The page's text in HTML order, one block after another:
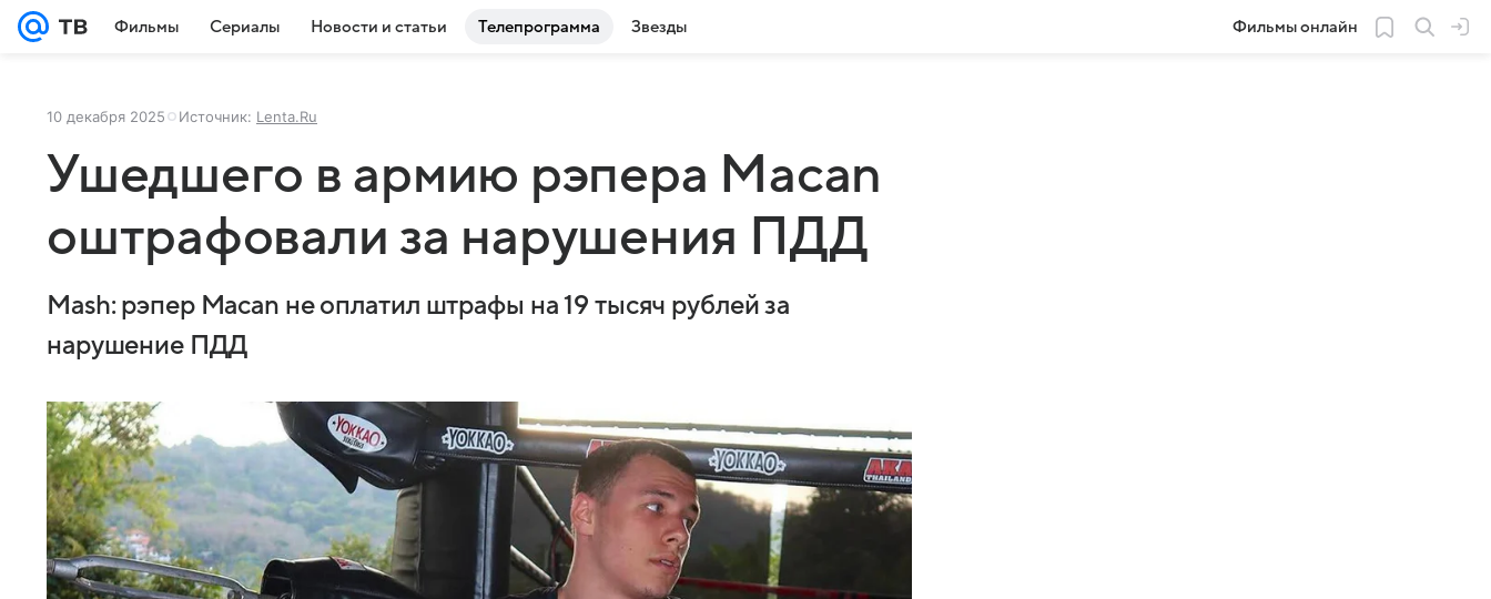
Фильмы Сериалы Новости и статьи Телепрограмма Звезды Фильмы онлайн
10 декабря 2025 Источник: Lenta.Ru
Ушедшего в армию рэпера Macan
оштрафовали за нарушения ПДД
Mash: рэпер Macan не оплатил штрафы на 19 тысяч рублей за
нарушение ПДД